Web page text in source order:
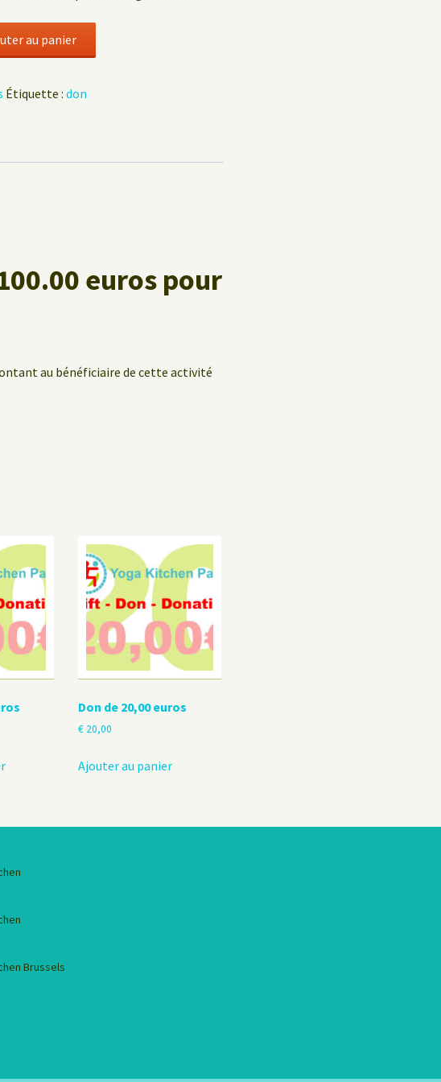
au panier
Étiquette :don
eurospour
au bénéficiaire de cette activité
Don de 20,00 euros
€ 20,00
Ajouter au panier
Brussels